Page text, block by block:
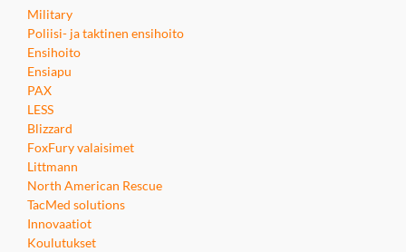
Military
Poliisi- ja taktinen ensihoito
Ensihoito
Ensiapu
PAX
LESS
Blizzard
FoxFury valaisimet
Littmann
North American Rescue
TacMed solutions
Innovaatiot
Koulutukset